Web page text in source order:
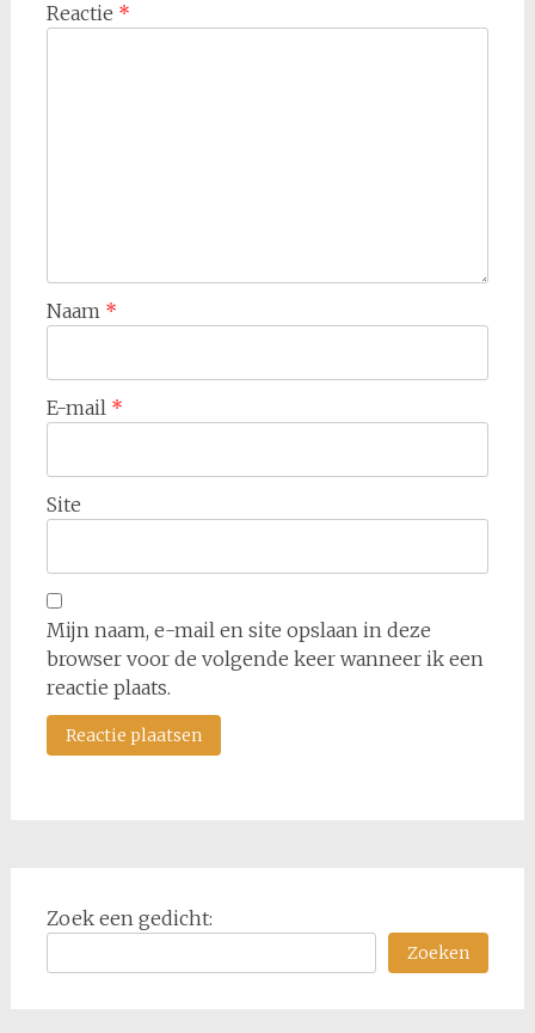
Reactie *
Naam *
E-mail *
Site
Mijn naam, e-mail en site opslaan in deze
browser voor de volgende keer wanneer ik een
reactie plaats.
Zoek een gedicht:
Zoeken